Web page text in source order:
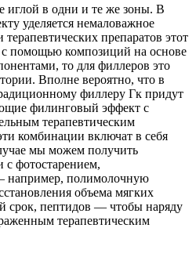
иглой в одни и те же зоны. В
уделяется немаловажное
препаратов этот
с помощью композиций на основе
то для филлеров это
Вполне вероятно, что в
филлеру Гк придут
филинговый эффект с
терапевтическим
комбинации включат в себя
мы можем получить
фотостарением,
полимолочную
объема мягких
срок, пептидов — чтобы наряду
терапевтическим